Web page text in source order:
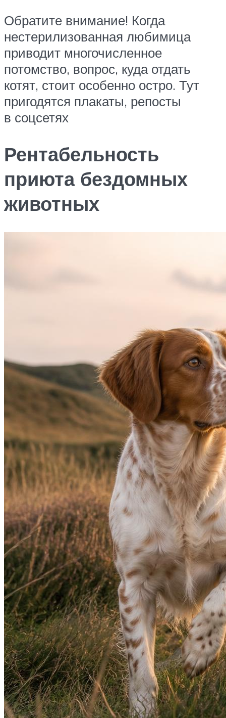
Обратите внимание! Когда
нестерилизованная любимица
приводит многочисленное
потомство, вопрос, куда отдать
котят, стоит особенно остро. Тут
пригодятся плакаты, репосты
в соцсетях
Рентабельность
приюта бездомных
животных